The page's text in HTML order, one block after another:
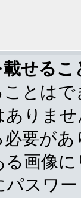
せる
とは
ありま
要が
画像
スワ